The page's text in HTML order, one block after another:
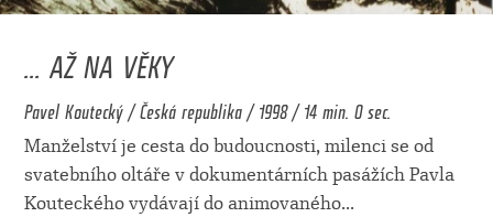
... AŽ NA VĚKY
Pavel Koutecký / Česká republika / 1998 / 14 min. 0 sec.
Manželství je cesta do budoucnosti, milenci se od
svatebního oltáře v dokumentárních pasážích Pavla
Kouteckého vydávají do animovaného...